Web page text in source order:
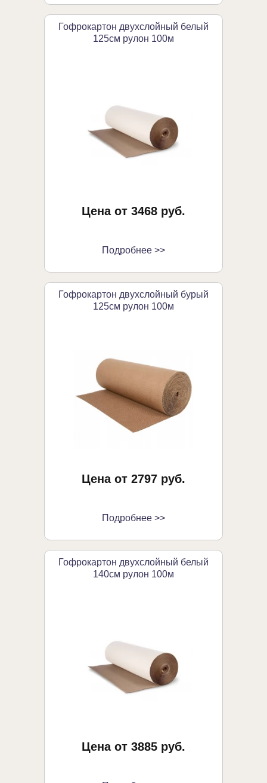
Гофрокартон двухслойный белый
125см рулон 100м
Цена от 3468 руб.
Подробнее >>
Гофрокартон двухслойный бурый
125см рулон 100м
Цена от 2797 руб.
Подробнее >>
Гофрокартон двухслойный белый
140см рулон 100м
Цена от 3885 руб.